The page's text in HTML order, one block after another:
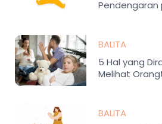
Pendengaran
BALITA
5 Hal yang
Melihat
BALITA